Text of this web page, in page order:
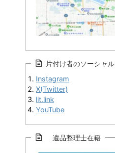
片付け者のソーシャル
Instagram
X(Twitter)
lit.link
YouTube
遺品整理士在籍